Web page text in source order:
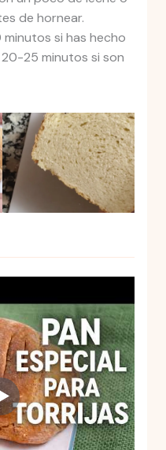
de hornear.
si has hecho
25 minutos si son